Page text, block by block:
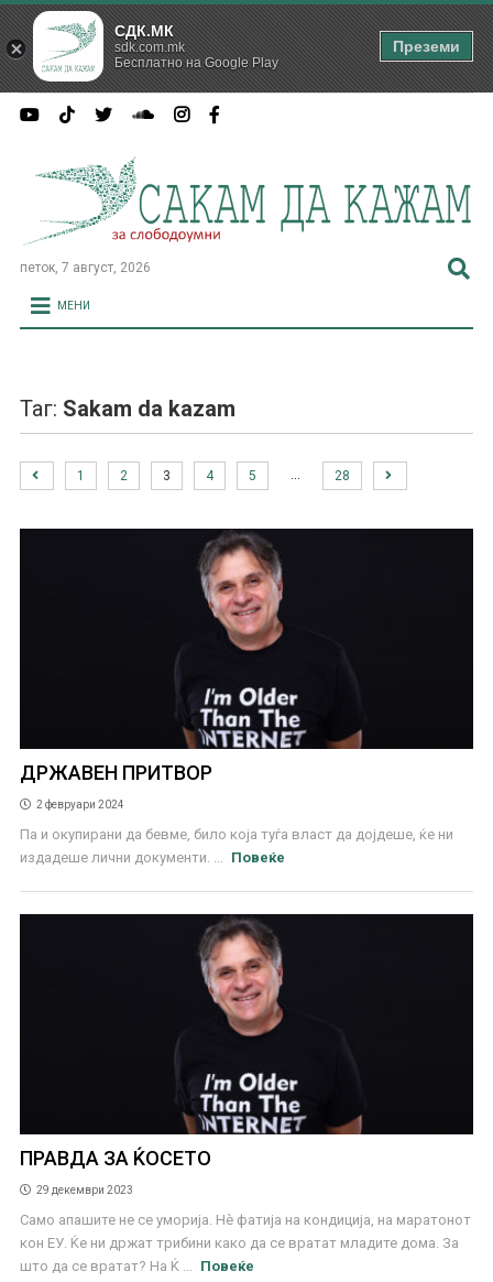
петок, 7 август, 2026
МЕНИ
Таг: Sakam da kazam
1 2 3 4 5 28
ДРЖАВЕН ПРИТВОР
2 февруари 2024
Па и окупирани да бевме, било која туѓа власт да дојдеше, ќе ни
издадеше лични документи. ...
Повеќе
ПРАВДА ЗА ЌОСЕТО
29 декември 2023
Само апашите не се уморија. Нè фатија на кондиција, на маратонот
кон ЕУ. Ќе ни држат трибини како да се вратат младите дома. За
што да се вратат? На Ќ ...
Повеќе
СДК.МК
sdk.com.mk
Бесплатно на Google Play
Преземи